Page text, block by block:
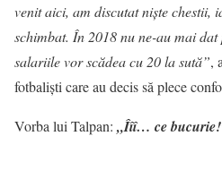
venit aici, am discutat nişte chestii,
schimbat. În 2018 nu ne-au mai
salariile vor scădea cu 20 la sută”,
fotbalişti care au decis să plece
Vorba lui Talpan: „Îîî… ce